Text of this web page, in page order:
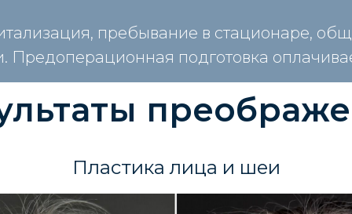
пребывание в стационаре,
подготовка
Пластика лица и шеи